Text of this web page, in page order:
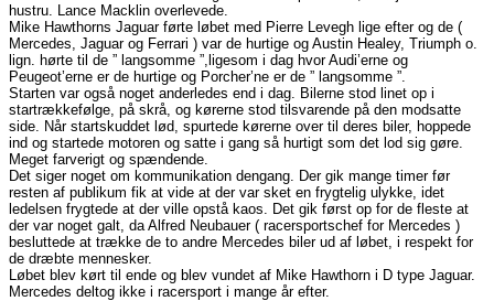
hustru. Lance Macklin overlevede.
Mike Hawthorns Jaguar førte løbet med Pierre Levegh lige efter og de (
Mercedes, Jaguar og Ferrari ) var de hurtige og Austin Healey, Triumph o.
lign. hørte til de ” langsomme ”,ligesom i dag hvor Audi’erne og
Peugeot’erne er de hurtige og Porcher’ne er de ” langsomme ”.
Starten var også noget anderledes end i dag. Bilerne stod linet op i
startrækkefølge, på skrå, og kørerne stod tilsvarende på den modsatte
side. Når startskuddet lød, spurtede kørerne over til deres biler, hoppede
ind og startede motoren og satte i gang så hurtigt som det lod sig gøre.
Meget farverigt og spændende.
Det siger noget om kommunikation dengang. Der gik mange timer før
resten af publikum fik at vide at der var sket en frygtelig ulykke, idet
ledelsen frygtede at der ville opstå kaos. Det gik først op for de fleste at
der var noget galt, da Alfred Neubauer ( racersportschef for Mercedes )
besluttede at trække de to andre Mercedes biler ud af løbet, i respekt for
de dræbte mennesker.
Løbet blev kørt til ende og blev vundet af Mike Hawthorn i D type Jaguar.
Mercedes deltog ikke i racersport i mange år efter.